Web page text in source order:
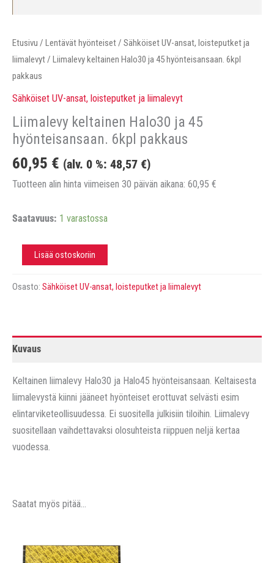
Etusivu / Lentävät hyönteiset/ Sähköiset UV-ansat, loisteputket ja
liimalevyt/ Liimalevy keltainen Halo30 ja 45 hyönteisansaan. 6kpl
pakkaus
Sähköiset UV-ansat, loisteputket ja liimalevyt
Liimalevy keltainen Halo30 ja 45
hyönteisansaan. 6kpl pakkaus
60,95 € (alv. 0 %: 48,57 €)
Tuotteen alin hinta viimeisen 30 päivän aikana: 60,95 €
Saatavuus: 1 varastossa
Liimalevy
keltainen
Halo30
hyönteisansaan.
6kpl
määrä
Lisää ostoskoriin
Osasto: Sähköiset UV-ansat, loisteputket ja liimalevyt
Kuvaus
Keltainen liimalevy Halo30 ja Halo45 hyönteisansaan. Keltaisesta
liimalevystä kiinni jääneet hyönteiset erottuvat selvästi esim
elintarviketeollisuudessa. Ei suositella julkisiin tiloihin. Liimalevy
suositellaan vaihdettavaksi olosuhteista riippuen neljä kertaa
vuodessa.
Saatat myös pitää...